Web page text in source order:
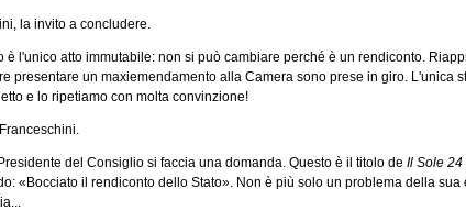
la invito a concludere.
è l'unico atto immutabile: non si può cambiare perché è un rendiconto.
presentare un maxiemendamento alla Camera sono prese in giro. L'unica
e lo ripetiamo con molta convinzione!
del Consiglio si faccia una domanda. Questo è il titolo de Il Sole 24
«Bocciato il rendiconto dello Stato». Non è più solo un problema della sua